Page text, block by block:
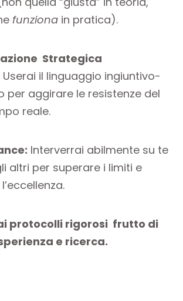
funziona in pratica).
Strategica
Userai il linguaggio ingiuntivo-
per aggirare le resistenze del
reale.
Interverrai abilmente su te
altri per superare i limiti e
protocolli rigorosi frutto di
e ricerca.